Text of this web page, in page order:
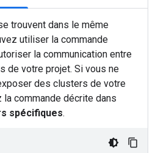
trouvent dans le même
utiliser la commande
la communication entre
de votre projet. Si vous ne
des clusters de votre
la commande décrite dans
spécifiques.